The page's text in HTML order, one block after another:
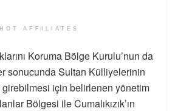
HOT AFFILIATES
Koruma Bölge Kurulu’nun da
sonucunda Sultan Külliyelerinin
girebilmesi için belirlenen yönetim
Bölgesi ile Cumalıkızık’ın